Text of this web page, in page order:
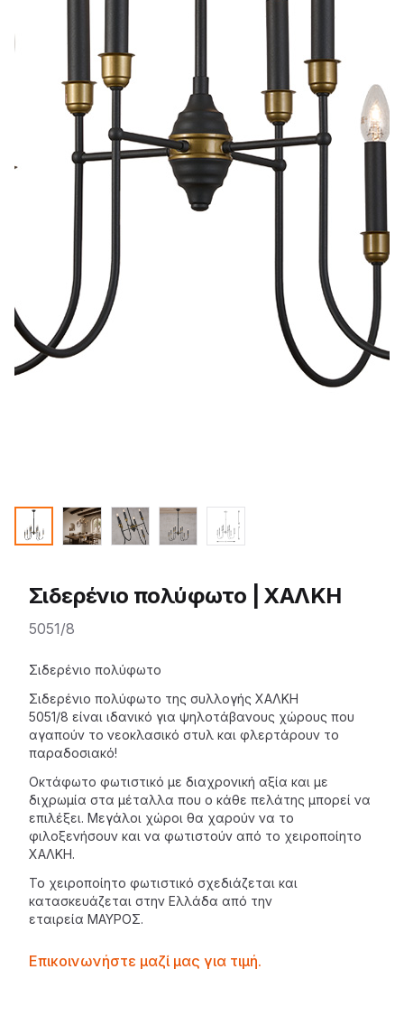
Σιδερένιο πολύφωτο | ΧΑΛΚΗ
5051/8
Description
Σιδερένιο πολύφωτο
Σιδερένιο πολύφωτο της συλλογής ΧΑΛΚΗ
5051/8 είναι ιδανικό για ψηλοτάβανους χώρους που
αγαπούν το νεοκλασικό στυλ και φλερτάρουν το
παραδοσιακό!
Οκτάφωτο φωτιστικό με διαχρονική αξία και με
διχρωμία στα μέταλλα που ο κάθε πελάτης μπορεί να
επιλέξει. Μεγάλοι χώροι θα χαρούν να το
φιλοξενήσουν και να φωτιστούν από το χειροποίητο
ΧΑΛΚΗ.
Το χειροποίητο φωτιστικό σχεδιάζεται και
κατασκευάζεται στην Ελλάδα από την
εταιρεία ΜΑΥΡΟΣ.
Contactprice
Επικοινωνήστε μαζί μας για τιμή.